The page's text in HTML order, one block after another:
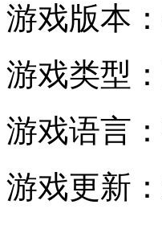
游戏版本：
游戏类型：
游戏语言：
游戏更新：